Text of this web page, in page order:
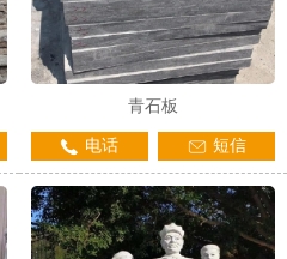
青石板
电话 短信